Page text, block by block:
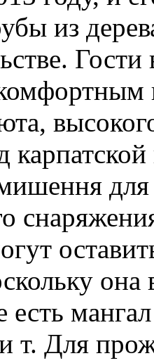
из
есть
т. Для